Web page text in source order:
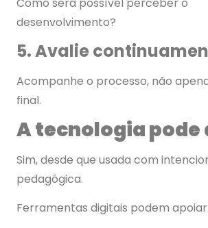
desenvolvimento?
5. Avalie
Acompanhe o processo, não
final.
A tecnologia pode
Sim, desde que usada com
pedagógica.
Ferramentas digitais podem apoiar: